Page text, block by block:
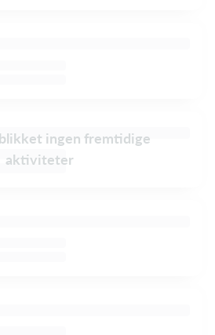
ingen fremtidige
aktiviteter